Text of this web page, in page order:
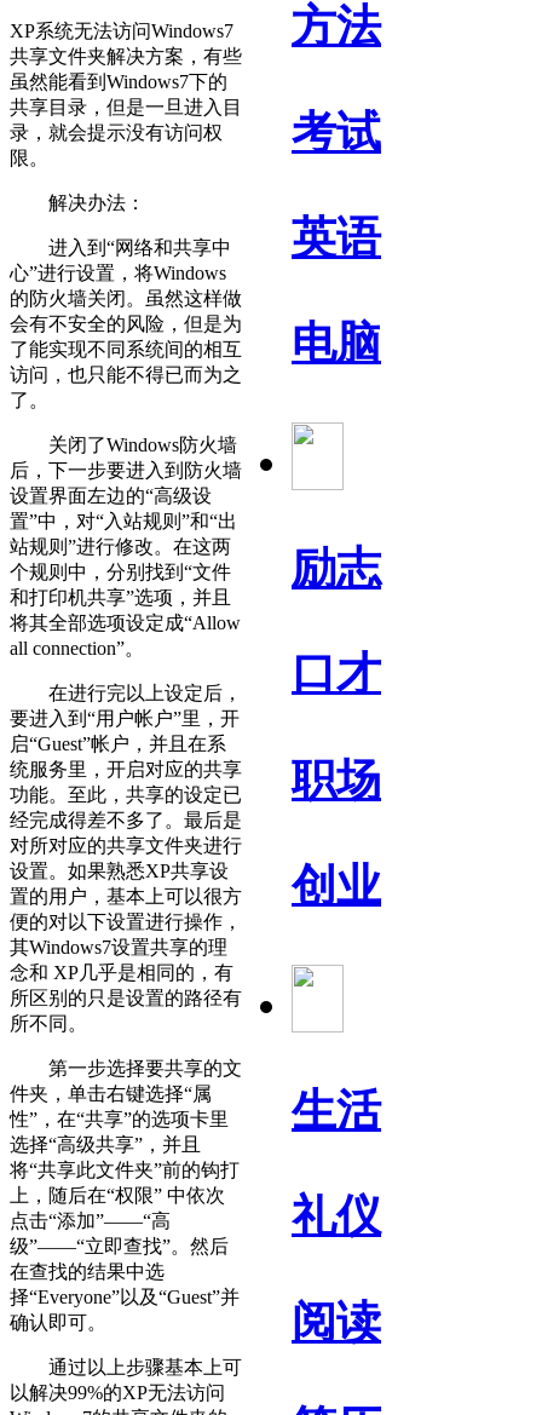
方法
考试
英语
电脑
励志
口才
职场
创业
生活
礼仪
阅读
XP系统无法访问Windows7
共享文件夹解决方案，有些
虽然能看到Windows7下的
共享目录，但是一旦进入目
录，就会提示没有访问权
限。
解决办法：
进入到“网络和共享中
心”进行设置，将Windows
的防火墙关闭。虽然这样做
会有不安全的风险，但是为
了能实现不同系统间的相互
访问，也只能不得已而为之
了。
关闭了Windows防火墙
后，下一步要进入到防火墙
设置界面左边的“高级设
置”中，对“入站规则”和“出
站规则”进行修改。在这两
个规则中，分别找到“文件
和打印机共享”选项，并且
将其全部选项设定成“Allow
all connection”。
在进行完以上设定后，
要进入到“用户帐户”里，开
启“Guest”帐户，并且在系
统服务里，开启对应的共享
功能。至此，共享的设定已
经完成得差不多了。最后是
对所对应的共享文件夹进行
设置。如果熟悉XP共享设
置的用户，基本上可以很方
便的对以下设置进行操作，
其Windows7设置共享的理
念和 XP几乎是相同的，有
所区别的只是设置的路径有
所不同。
第一步选择要共享的文
件夹，单击右键选择“属
性”，在“共享”的选项卡里
选择“高级共享”，并且
将“共享此文件夹”前的钩打
上，随后在“权限” 中依次
点击“添加”——“高
级”——“立即查找”。然后
在查找的结果中选
择“Everyone”以及“Guest”并
确认即可。
通过以上步骤基本上可
以解决99%的XP无法访问